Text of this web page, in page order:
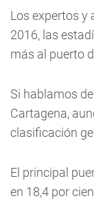
Los expertos y
2016, las
más al puerto
Si hablamos
Cartagena,
clasificación
El principal
en 18,4 por